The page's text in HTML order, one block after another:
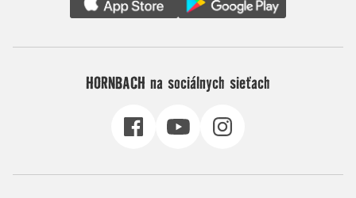
HORNBACH na sociálnych sieťach